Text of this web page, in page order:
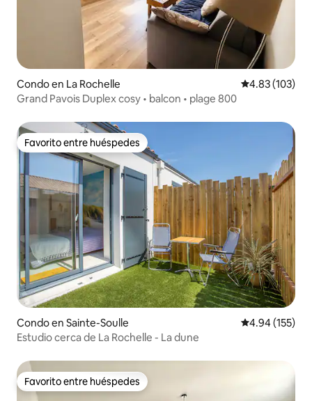
Condo en La Rochelle Calificación
4.83 (103)
Grand Pavois Duplex cosy • balcon • plage 800
Favorito entre huéspedes
Favorito entre huéspedes
Condo en Sainte-Soulle Calificación
4.94 (155)
Estudio cerca de La Rochelle - La dune
Favorito entre huéspedes
Favorito entre huéspedes